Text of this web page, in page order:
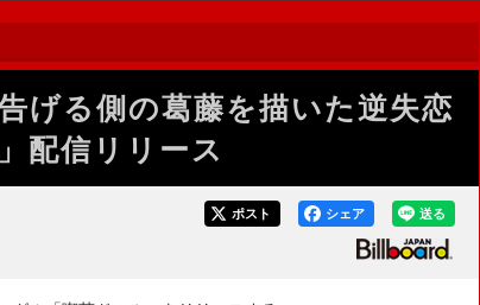
げる側の葛藤を描いた逆失恋
配信リリース
送る
シェア
ポスト